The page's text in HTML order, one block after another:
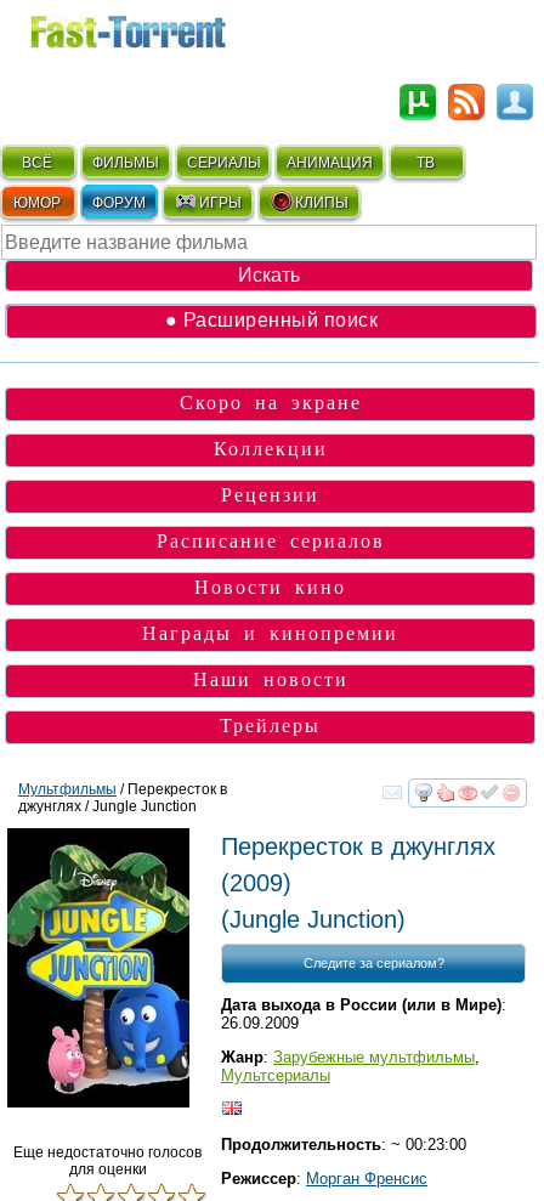
ВСЁ ФИЛЬМЫ СЕРИАЛЫ АНИМАЦИЯ ТВ
ЮМОР ФОРУМ ИГРЫ КЛИПЫ
● Расширенный поиск
Скоро на экране
Коллекции
Рецензии
Расписание сериалов
Новости кино
Награды и кинопремии
Наши новости
Трейлеры
смотреть
Мультфильмы / Перекресток в
джунглях / Jungle Junction
Еще недостаточно голосов
для оценки
Перекресток в джунглях
(2009)
(Jungle Junction)
Следите за сериалом?
Дата выхода в России (или в Мире):
26.09.2009
Жанр: Зарубежные мультфильмы
Мультсериалы
Продолжительность: ~ 00:23:00
Режиссер: Морган Френсис